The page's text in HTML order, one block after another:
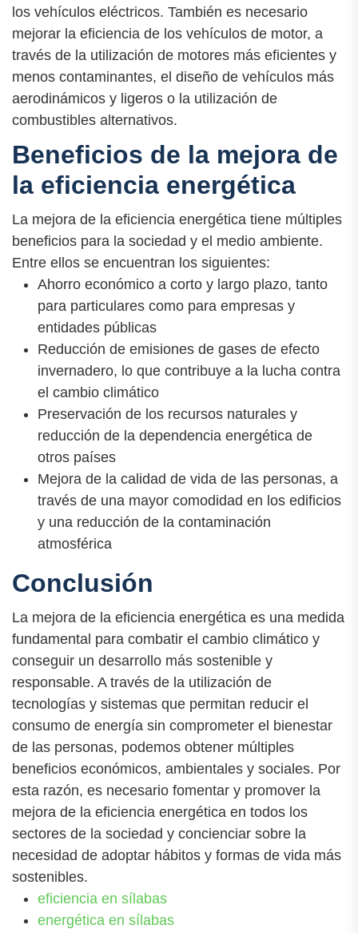
los vehículos eléctricos. También es necesario
mejorar la eficiencia de los vehículos de motor, a
través de la utilización de motores más eficientes y
menos contaminantes, el diseño de vehículos más
aerodinámicos y ligeros o la utilización de
combustibles alternativos.
Beneficios de la mejora de
la eficiencia energética
La mejora de la eficiencia energética tiene múltiples
beneficios para la sociedad y el medio ambiente.
Entre ellos se encuentran los siguientes:
Ahorro económico a corto y largo plazo, tanto
para particulares como para empresas y
entidades públicas
Reducción de emisiones de gases de efecto
invernadero, lo que contribuye a la lucha contra
el cambio climático
Preservación de los recursos naturales y
reducción de la dependencia energética de
otros países
Mejora de la calidad de vida de las personas, a
través de una mayor comodidad en los edificios
y una reducción de la contaminación
atmosférica
Conclusión
La mejora de la eficiencia energética es una medida
fundamental para combatir el cambio climático y
conseguir un desarrollo más sostenible y
responsable. A través de la utilización de
tecnologías y sistemas que permitan reducir el
consumo de energía sin comprometer el bienestar
de las personas, podemos obtener múltiples
beneficios económicos, ambientales y sociales. Por
esta razón, es necesario fomentar y promover la
mejora de la eficiencia energética en todos los
sectores de la sociedad y concienciar sobre la
necesidad de adoptar hábitos y formas de vida más
sostenibles.
eficiencia en sílabas
energética en sílabas